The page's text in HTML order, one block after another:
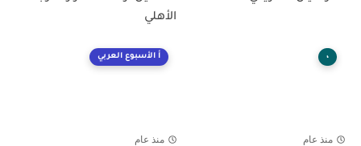
الأهلي
،
منذ عام
أ الأسبوع العربي
منذ عام